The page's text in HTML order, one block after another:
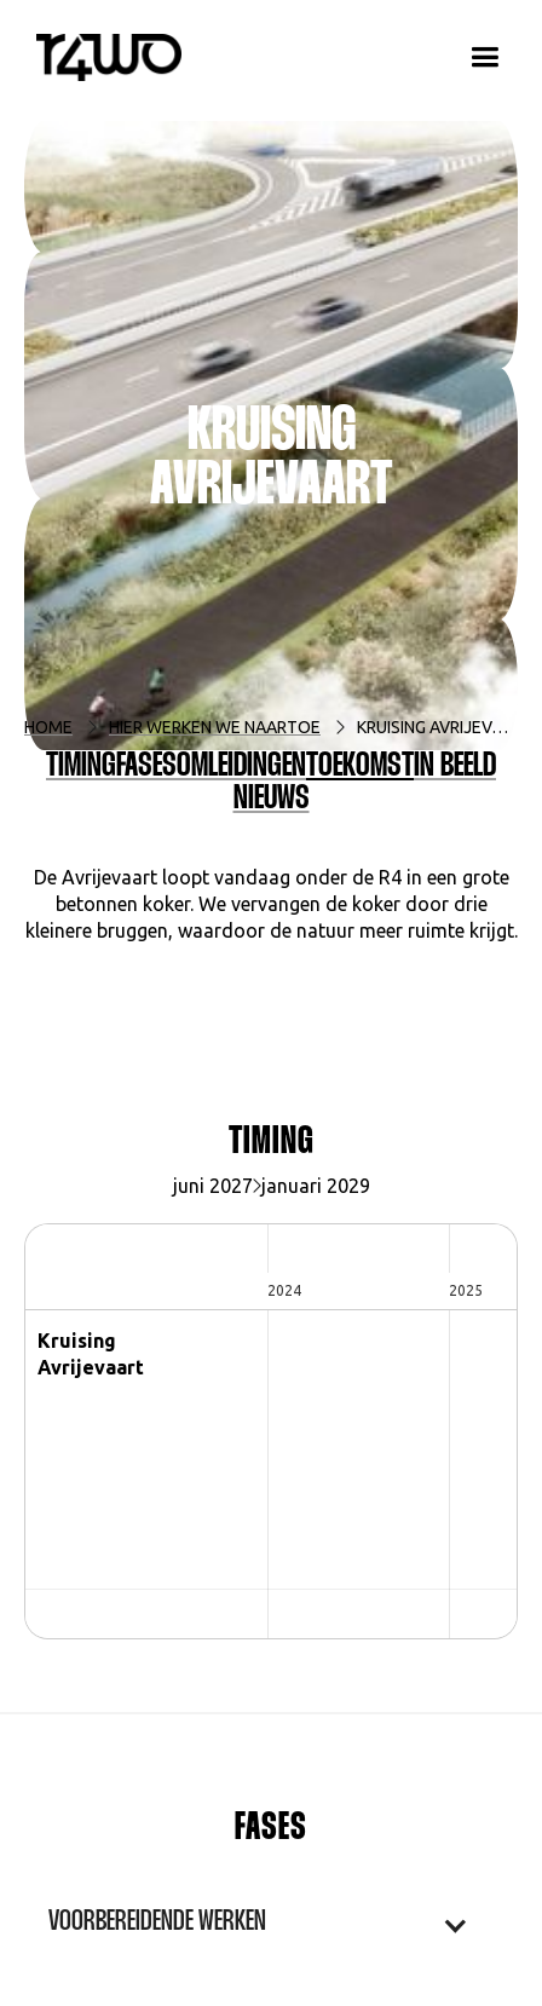
KRUISING
AVRIJEVAART
HOME HIER WERKEN WE NAARTOE KRUISING AVRIJEVAART
TIMINGFASESOMLEIDINGEN TOEKOMST
IN BEELD
NIEUWS
De Avrijevaart loopt vandaag onder de R4 in een grote
betonnen koker. We vervangen de koker door drie
kleinere bruggen, waardoor de natuur meer ruimte krijgt.
TIMING
juni 2027 januari 2029
2024 2025
Kruising
Avrijevaart
FASES
VOORBEREIDENDE WERKEN